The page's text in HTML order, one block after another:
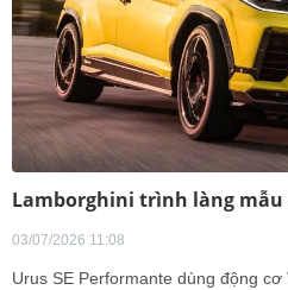
Lamborghini trình làng mẫu
03/07/2026 11:08
Urus SE Performante dùng động